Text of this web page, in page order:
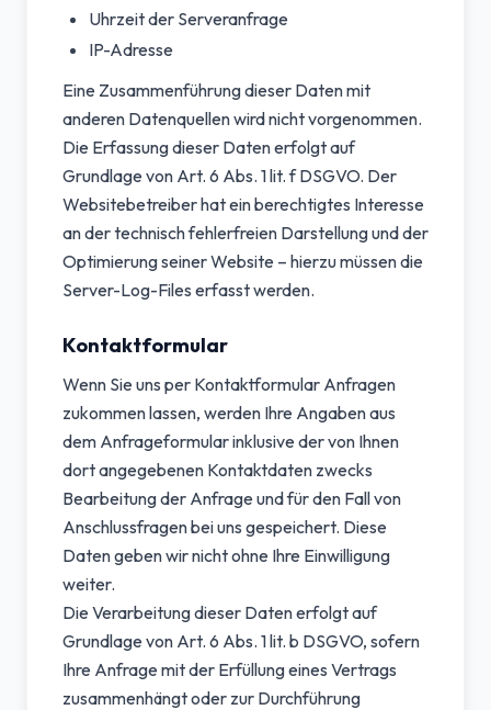
Uhrzeit der Serveranfrage
IP-Adresse
Eine Zusammenführung dieser Daten mit
anderen Datenquellen wird nicht vorgenommen.
Die Erfassung dieser Daten erfolgt auf
Grundlage von Art. 6 Abs. 1 lit. f DSGVO. Der
Websitebetreiber hat ein berechtigtes Interesse
an der technisch fehlerfreien Darstellung und der
Optimierung seiner Website – hierzu müssen die
Server-Log-Files erfasst werden.
Kontaktformular
Wenn Sie uns per Kontaktformular Anfragen
zukommen lassen, werden Ihre Angaben aus
dem Anfrageformular inklusive der von Ihnen
dort angegebenen Kontaktdaten zwecks
Bearbeitung der Anfrage und für den Fall von
Anschlussfragen bei uns gespeichert. Diese
Daten geben wir nicht ohne Ihre Einwilligung
weiter.
Die Verarbeitung dieser Daten erfolgt auf
Grundlage von Art. 6 Abs. 1 lit. b DSGVO, sofern
Ihre Anfrage mit der Erfüllung eines Vertrags
zusammenhängt oder zur Durchführung